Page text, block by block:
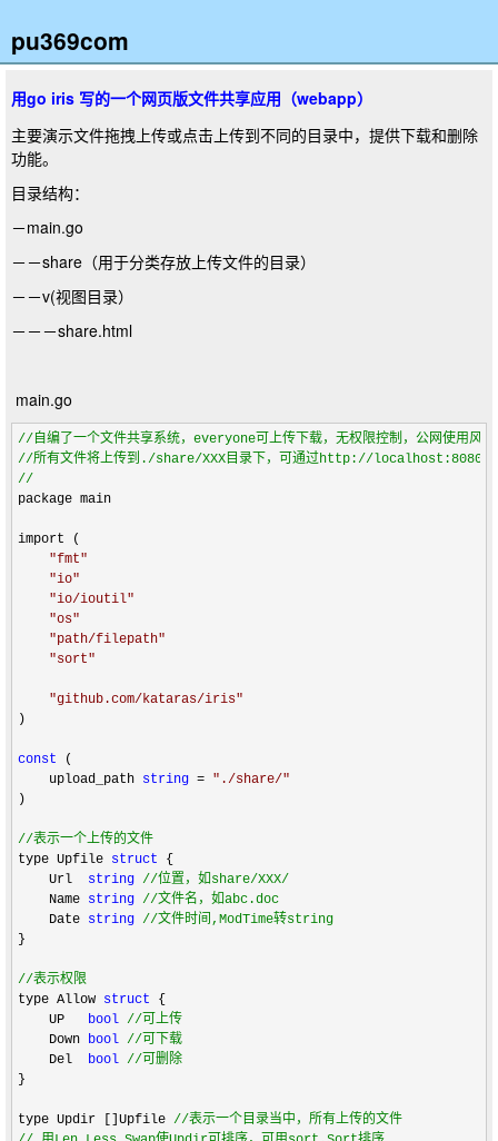
pu369com
用go iris 写的一个网页版文件共享应用（webapp）
主要演示文件拖拽上传或点击上传到不同的目录中，提供下载和删除
功能。
目录结构：
－main.go
－－share（用于分类存放上传文件的目录）
－－v(视图目录）
－－－share.html
main.go
//
//所有文件将上传到./share/XXX目录下，可通过http://
package main
import (
"fmt"
"io"
"io/ioutil"
"os"
"path/filepath"
"sort"
"github.com/kataras/iris"
)
const (
    upload_path
string = " ./share/"
)
//表示一个上传的文件
type Upfile struct {
    Url
string //位置，如share/XXX/
    Name
string //文件名，如abc.doc
    Date
string //文件时间,ModTime转string
}
//表示权限
type Allow struct {
    UP
bool //可上传
    Down
bool //可下载
    Del
bool //可删除
}
type Updir []Upfile //